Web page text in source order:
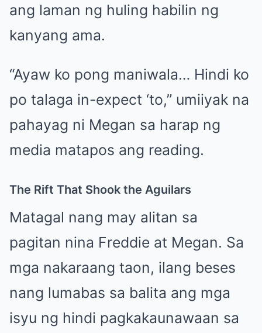
ang laman ng huling habilin ng
kanyang ama.
“Ayaw ko pong maniwala… Hindi ko
po talaga in-expect ‘to,” umiiyak na
pahayag ni Megan sa harap ng
media matapos ang reading.
The Rift That Shook the Aguilars
Matagal nang may alitan sa
pagitan nina Freddie at Megan. Sa
mga nakaraang taon, ilang beses
nang lumabas sa balita ang mga
isyu ng hindi pagkakaunawaan sa